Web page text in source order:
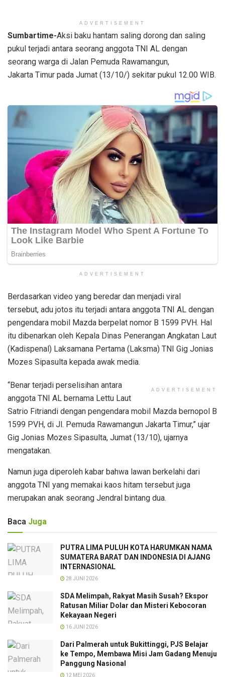
ADVERTISEMENT
Sumbartime-Aksi baku hantam saling dorong dan saling
pukul terjadi antara seorang anggota TNI AL dengan
seorang warga di Jalan Pemuda Rawamangun,
Jakarta Timur pada Jumat (13/10/) sekitar pukul 12.00 WIB.
ADVERTISEMENT
Berdasarkan video yang beredar dan menjadi viral
tersebut, adu jotos itu terjadi antara anggota TNI AL dengan
pengendara mobil Mazda berpelat nomor B 1599 PVH. Hal
itu dibenarkan oleh Kepala Dinas Penerangan Angkatan Laut
(Kadispenal) Laksamana Pertama (Laksma) TNI Gig Jonias
Mozes Sipasulta kepada awak media.
ADVERTISEMENT
“Benar terjadi perselisihan antara
anggota TNI AL bernama Lettu Laut
Satrio Fitriandi dengan pengendara mobil Mazda bernopol B
1599 PVH, di Jl. Pemuda Rawamangun Jakarta Timur,” ujar
Gig Jonias Mozes Sipasulta, Jumat (13/10), ujarnya
mengatakan.
Namun juga diperoleh kabar bahwa lawan berkelahi dari
anggota TNI yang memakai kaos hitam tersebut juga
merupakan anak seorang Jendral bintang dua.
Baca Juga
PUTRA LIMA PULUH KOTA HARUMKAN NAMA
SUMATERA BARAT DAN INDONESIA DI AJANG
INTERNASIONAL
28 JUNI 2026
SDA Melimpah, Rakyat Masih Susah? Ekspor
Ratusan Miliar Dolar dan Misteri Kebocoran
Kekayaan Negeri
16 JUNI 2026
Dari Palmerah untuk Bukittinggi, PJS Belajar
ke Tempo, Membawa Misi Jam Gadang Menuju
Panggung Nasional
12 MEI 2026